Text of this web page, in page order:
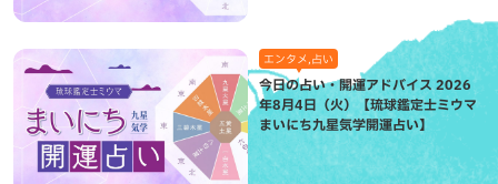
エンタメ,占い
今日の占い・開運アドバイス 2026
年8月4日（火）【琉球鑑定士ミウマ
まいにち九星気学開運占い】